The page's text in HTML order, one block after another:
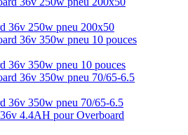
36v 250w pneu 200x50
36v 350w pneu 10 pouces
36v 350w pneu 70/65-6.5